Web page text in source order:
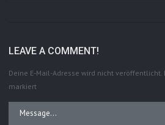
LEAVE A COMMENT!
Deine E-Mail-Adresse wird nicht veröffentlicht.
markiert